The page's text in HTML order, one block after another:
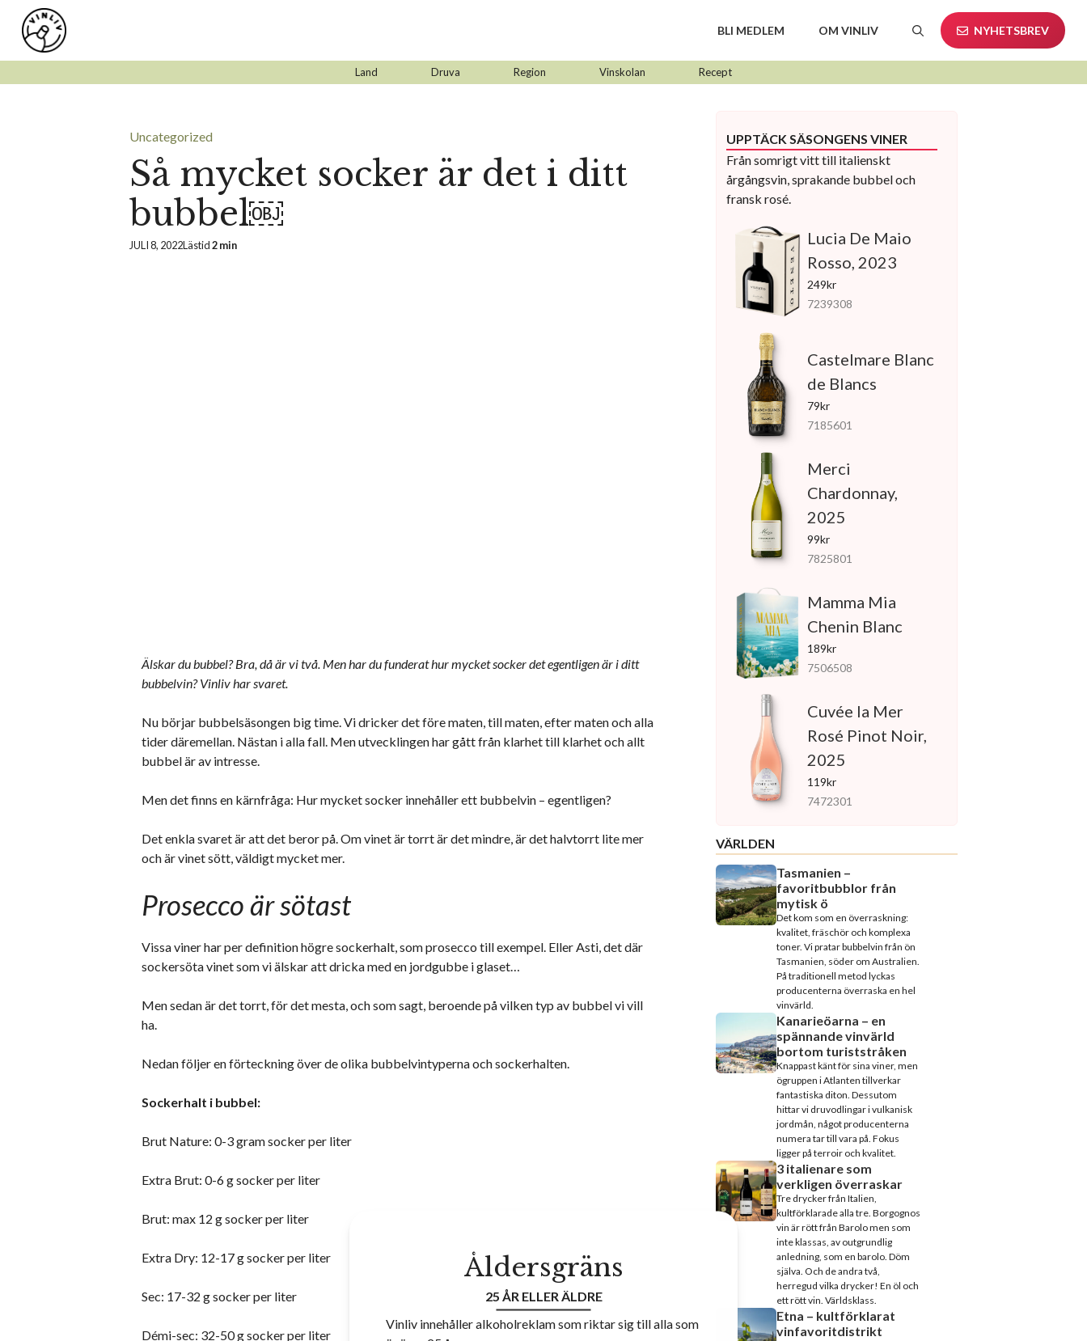
Hoppa
innehåll
BLI MEDLEM OM VINLIV NYHETSBREV
Land Druva Region Vinskolan Recept
Uncategorized
Så mycket socker är det i ditt
bubbel￼
JULI 8, 2022Lästid2 min
Älskar du bubbel? Bra, då är vi två. Men har du funderat hur mycket socker det egentligen är i ditt
bubbelvin? Vinliv har svaret.
Nu börjar bubbelsäsongen big time. Vi dricker det före maten, till maten, efter maten och alla
tider däremellan. Nästan i alla fall. Men utvecklingen har gått från klarhet till klarhet och allt
bubbel är av intresse.
Men det finns en kärnfråga: Hur mycket socker innehåller ett bubbelvin – egentligen?
Det enkla svaret är att det beror på. Om vinet är torrt är det mindre, är det halvtorrt lite mer
och är vinet sött, väldigt mycket mer.
Prosecco är sötast
Vissa viner har per definition högre sockerhalt, som prosecco till exempel. Eller Asti, det där
sockersöta vinet som vi älskar att dricka med en jordgubbe i glaset…
Men sedan är det torrt, för det mesta, och som sagt, beroende på vilken typ av bubbel vi vill
ha.
Nedan följer en förteckning över de olika bubbelvintyperna och sockerhalten.
Sockerhalt i bubbel:
Brut Nature: 0-3 gram socker per liter
Extra Brut: 0-6 g socker per liter
Brut: max 12 g socker per liter
Extra Dry: 12-17 g socker per liter
Sec: 17-32 g socker per liter
Démi-sec: 32-50 g socker per liter
UPPTÄCK SÄSONGENS VINER
Från somrigt vitt till italienskt
årgångsvin, sprakande bubbel och
fransk rosé.
Lucia De Maio
Rosso, 2023
249kr
7239308
Castelmare Blanc
de Blancs
79kr
7185601
Merci
Chardonnay,
2025
99kr
7825801
Mamma Mia
Chenin Blanc
189kr
7506508
Cuvée la Mer
Rosé Pinot Noir,
2025
119kr
7472301
VÄRLDEN
Tasmanien –
favoritbubblor från
mytisk ö
Det kom som en överraskning:
kvalitet, fräschör och komplexa
toner. Vi pratar bubbelvin från ön
Tasmanien, söder om Australien.
På traditionell metod lyckas
producenterna överraska en hel
vinvärld.
Kanarieöarna – en
spännande vinvärld
bortom turiststråken
Knappast känt för sina viner, men
ögruppen i Atlanten tillverkar
fantastiska diton. Dessutom
hittar vi druvodlingar i vulkanisk
jordmån, något producenterna
numera tar till vara på. Fokus
ligger på terroir och kvalitet.
3 italienare som
verkligen överraskar
Tre drycker från Italien,
kultförklarade alla tre. Borgognos
vin är rött från Barolo men som
inte klassas, av outgrundlig
anledning, som en barolo. Döm
själva. Och de andra två,
herregud vilka drycker! En öl och
ett rött vin. Världsklass.
Etna – kultförklarat
vinfavoritdistrikt
Åldersgräns
25 ÅR ELLER ÄLDRE
Vinliv innehåller alkoholreklam som riktar sig till alla som